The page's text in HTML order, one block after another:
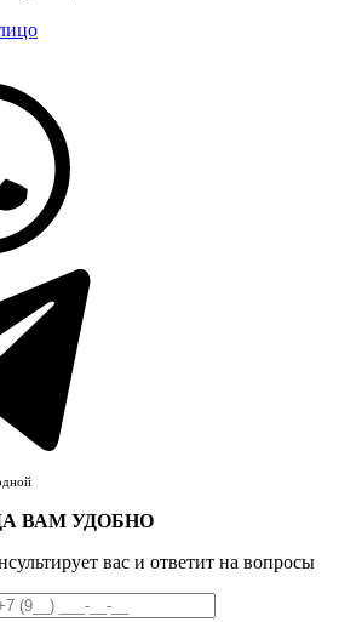
ВАМ УДОБНО
вас и ответит на вопросы